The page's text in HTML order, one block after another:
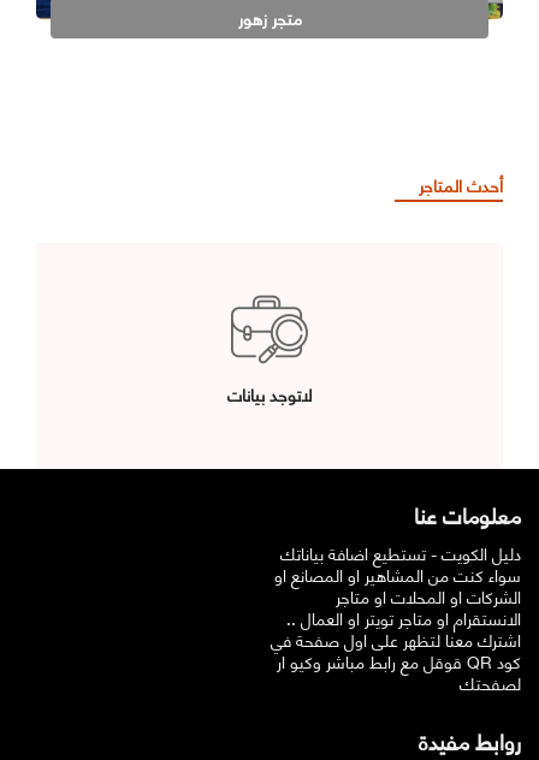
متجر زهور
أحدث المتاجر
لاتوجد بيانات
معلومات عنا
دليل الكويت - تستطيع اضافة بياناتك
سواء كنت من المشاهير او المصانع او
الشركات او المحلات او متاجر
الانستقرام او متاجر تويتر او العمال ..
اشترك معنا لتظهر على اول صفحة في
قوقل مع رابط مباشر وكيو ار QR كود
لصفحتك
روابط مفيدة